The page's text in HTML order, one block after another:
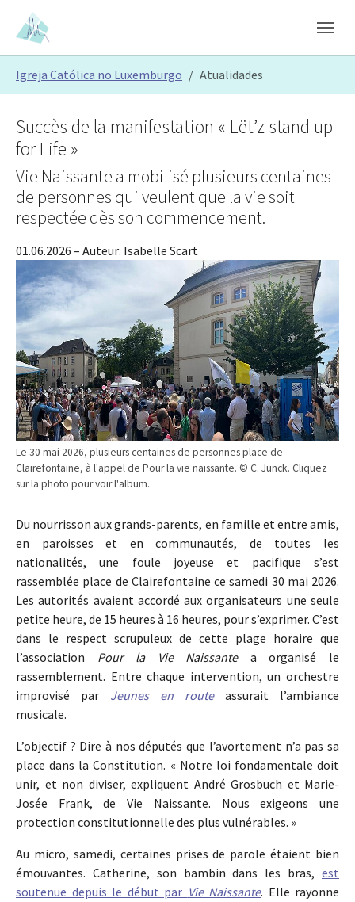
Skip to main content
Skip to page footer
Igreja Católica no Luxemburgo Atualidades
Le 30 mai 2026, plusieurs centaines de personnes place de
Clairefontaine, à l'appel de Pour la vie naissante. © C. Junck. Cliquez
sur la photo pour voir l'album.
Succès de la manifestation « Lët’z stand up
for Life »
Vie Naissante a mobilisé plusieurs centaines
de personnes qui veulent que la vie soit
respectée dès son commencement.
01.06.2026 – Auteur: Isabelle Scart
Du nourrisson aux grands-parents, en famille et entre amis,
en paroisses et en communautés, de toutes les
nationalités, une foule joyeuse et pacifique s’est
rassemblée place de Clairefontaine ce samedi 30 mai 2026.
Les autorités avaient accordé aux organisateurs une seule
petite heure, de 15 heures à 16 heures, pour s’exprimer. C’est
dans le respect scrupuleux de cette plage horaire que
l’association Pour la Vie Naissantea organisé le
rassemblement. Entre chaque intervention, un orchestre
improvisé par Jeunes en routeassurait l’ambiance
musicale.
L’objectif ? Dire à nos députés que l’avortement n’a pas sa
place dans la Constitution. « Notre loi fondamentale doit
unir, et non diviser, expliquent André Grosbuch et Marie-
Josée Frank, de Vie Naissante. Nous exigeons une
protection constitutionnelle des plus vulnérables. »
Au micro, samedi, certaines prises de parole étaient bien
émouvantes. Catherine, son bambin dans les bras, est
soutenue depuis le début par Vie Naissante. Elle rayonne